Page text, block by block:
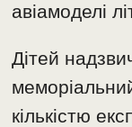
авіамоделі
Дітей
кількістю